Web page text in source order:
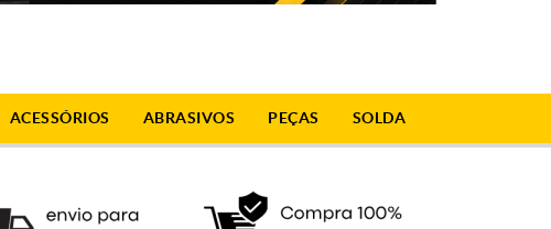
ACESSÓRIOS ABRASIVOS PEÇAS SOLDA